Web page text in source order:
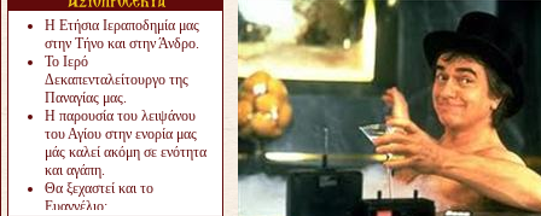
Η Ετήσια Ιεραποδημία μας
στην Τήνο και στην Άνδρο.
Το Ιερό
Δεκαπενταλείτουργο της
Παναγίας μας.
Η παρουσία του λειψάνου
του Αγίου στην ενορία μας
μάς καλεί ακόμη σε ενότητα
και αγάπη.
Θα ξεχαστεί και το
Ευαγγέλιο;